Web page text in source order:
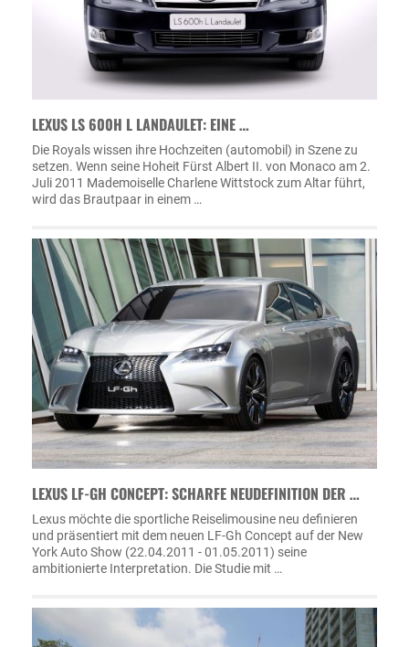
LEXUS LS 600H L LANDAULET: EINE …
Die Royals wissen ihre Hochzeiten (automobil) in Szene zu
setzen. Wenn seine Hoheit Fürst Albert II. von Monaco am 2.
Juli 2011 Mademoiselle Charlene Wittstock zum Altar führt,
wird das Brautpaar in einem …
LEXUS LF-GH CONCEPT: SCHARFE NEUDEFINITION DER …
Lexus möchte die sportliche Reiselimousine neu definieren
und präsentiert mit dem neuen LF-Gh Concept auf der New
York Auto Show (22.04.2011 - 01.05.2011) seine
ambitionierte Interpretation. Die Studie mit …